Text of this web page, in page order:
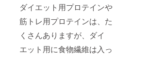
ダイエット用プロテインや
筋トレ用プロテインは、た
くさんありますが、ダイ
エット用に食物繊維は入っ